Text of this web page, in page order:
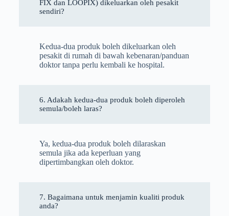
FIX dan LOOPIX) dikeluarkan oleh pesakit
sendiri?
Kedua-dua produk boleh dikeluarkan oleh
pesakit di rumah di bawah kebenaran/panduan
doktor tanpa perlu kembali ke hospital.
6. Adakah kedua-dua produk boleh diperoleh
semula/boleh laras?
Ya, kedua-dua produk boleh dilaraskan
semula jika ada keperluan yang
dipertimbangkan oleh doktor.
7. Bagaimana untuk menjamin kualiti produk
anda?